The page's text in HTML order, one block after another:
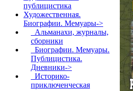
публицистика
Художественная.
Биографии. Мемуары->
Альманахи, журналы,
сборники
Биографии. Мемуары.
Публицистика.
Дневники->
Историко-
приключенческая